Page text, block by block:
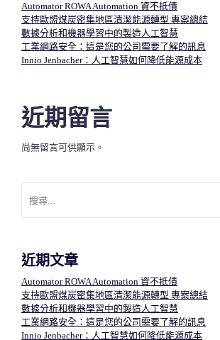
Automator ROWA Automation 資不抵債
支持歐盟煤炭密集地區清潔能源轉型 專案總結
數據分析和機器學習中的製造人工智慧​
工業網路安全：這是您的公司需要了解的訊息
Innio Jenbacher：人工智慧如何降低能源成本
近期留言
尚無留言可供顯示。
尋
關
近期文章
Automator ROWA Automation 資不抵債
支持歐盟煤炭密集地區清潔能源轉型 專案總結
數據分析和機器學習中的製造人工智慧​
工業網路安全：這是您的公司需要了解的訊息
Innio Jenbacher：人工智慧如何降低能源成本